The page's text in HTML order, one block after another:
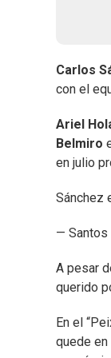
Carlos
con el
Ariel
Belmiro
en julio
Sánchez
— Santos
A pesar
querido
En el
quede